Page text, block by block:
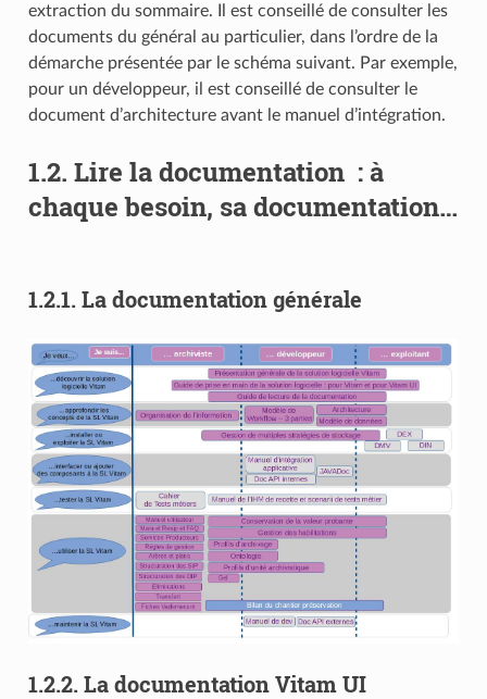
extraction du sommaire. Il est conseillé de consulter les
documents du général au particulier, dans l’ordre de la
démarche présentée par le schéma suivant. Par exemple,
pour un développeur, il est conseillé de consulter le
document d’architecture avant le manuel d’intégration.
1.2. Lire la documentation : à
chaque besoin, sa documentation…
1.2.1. La documentation générale
1.2.2. La documentation Vitam UI